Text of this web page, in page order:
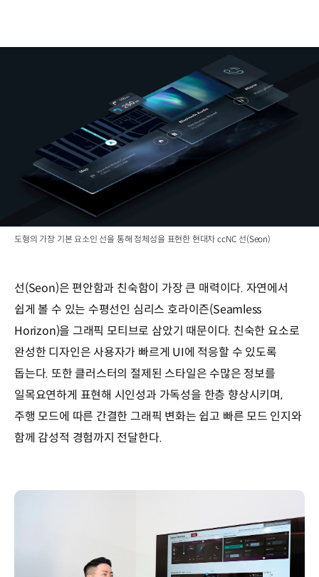
도형의 가장 기본 요소인 선을 통해 정체성을 표현한 현대차 ccNC 선(Seon)
선(Seon)은 편안함과 친숙함이 가장 큰 매력이다. 자연에서
쉽게 볼 수 있는 수평선인 심리스 호라이즌(Seamless
Horizon)을 그래픽 모티브로 삼았기 때문이다. 친숙한 요소로
완성한 디자인은 사용자가 빠르게 UI에 적응할 수 있도록
돕는다. 또한 클러스터의 절제된 스타일은 수많은 정보를
일목요연하게 표현해 시인성과 가독성을 한층 향상시키며,
주행 모드에 따른 간결한 그래픽 변화는 쉽고 빠른 모드 인지와
함께 감성적 경험까지 전달한다.